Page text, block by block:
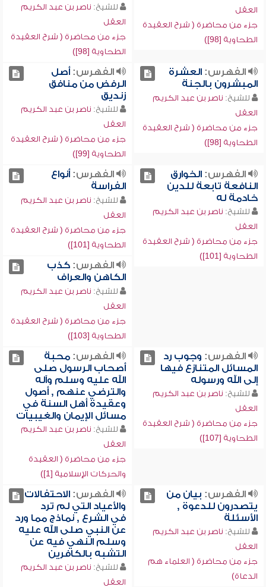
العقل
جزء من محاضرة ( شرح العقيدة
الطحاوية [98])
للشيخ: ناصر بن عبد الكريم
العقل
جزء من محاضرة ( شرح العقيدة
الطحاوية [98])
الفهرس:العشرة
المبشرون بالجنة
للشيخ: ناصر بن عبد الكريم
العقل
جزء من محاضرة ( شرح العقيدة
الطحاوية [98])
الفهرس:أصل
الرفض من منافق
زنديق
للشيخ: ناصر بن عبد الكريم
العقل
جزء من محاضرة ( شرح العقيدة
الطحاوية [99])
الفهرس:الخوارق
النافعة تابعة للدين
خادمة له
للشيخ: ناصر بن عبد الكريم
العقل
جزء من محاضرة ( شرح العقيدة
الطحاوية [101])
الفهرس:أنواع
الفراسة
للشيخ: ناصر بن عبد الكريم
العقل
جزء من محاضرة ( شرح العقيدة
الطحاوية [101])
الفهرس:كذب
الكاهن والعراف
للشيخ: ناصر بن عبد الكريم
العقل
جزء من محاضرة ( شرح العقيدة
الطحاوية [103])
الفهرس: وجوب رد
المسائل المتنازع فيها
إلى الله ورسوله
للشيخ: ناصر بن عبد الكريم
العقل
جزء من محاضرة ( شرح العقيدة
الطحاوية [107])
الفهرس:محبة
أصحاب الرسول صلى
الله عليه وسلم وآله
والترضي عنهم , أصول
وعقيدة أهل السنة في
مسائل الإيمان والغيبيات
للشيخ: ناصر بن عبد الكريم
العقل
جزء من محاضرة ( العقيدة
والحركات الإسلامية [1])
الفهرس: بيان من
يتصدرون للدعوة ,
الأسئلة
للشيخ: ناصر بن عبد الكريم
العقل
جزء من محاضرة ( العلماء هم
الدعاة)
الفهرس:الاحتفالات
والأعياد التي لم ترد
في الشرع , نماذج مما ورد
عن النبي صلى الله عليه
وسلم النهي فيه عن
التشبه بالكافرين
للشيخ: ناصر بن عبد الكريم
العقل